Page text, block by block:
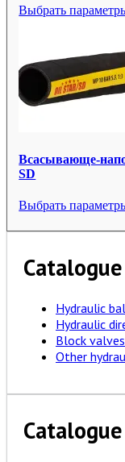
Выбрать
Всасывающе-
SD
Выбрать
Catalogue
Hydraulic
Hydraulic
Block
Other
Catalogue